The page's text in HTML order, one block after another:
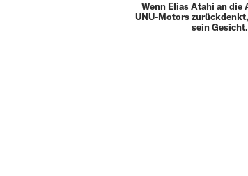
Wenn Elias Atahi an die
UNU-Motors
sein Gesicht.